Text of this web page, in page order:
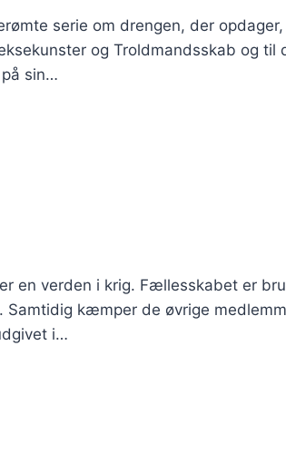
serie om drengen, der
og Troldmandsskab og til
sin…
en verden i krig. Fællesskabet er
kæmper de øvrige
i…